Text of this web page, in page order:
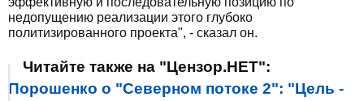
недопущению реализации этого глубоко
политизированного проекта", - сказал он.
Читайте также на "Цензор.НЕТ":
Порошенко о "Северном потоке 2": "Цель -